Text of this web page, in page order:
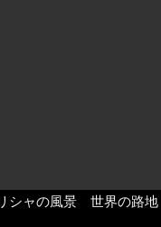
シャの風景 世界の路地